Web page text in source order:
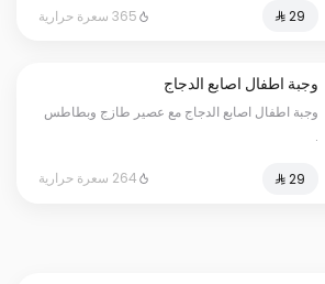
365 سعرة حرارية
وجبة اطفال اصابع الدجاج
وجبة اطفال اصابع الدجاج مع عصير طازج وبطاطس
.
264 سعرة حرارية